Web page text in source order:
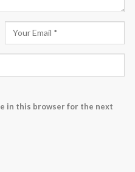
in this browser for the next